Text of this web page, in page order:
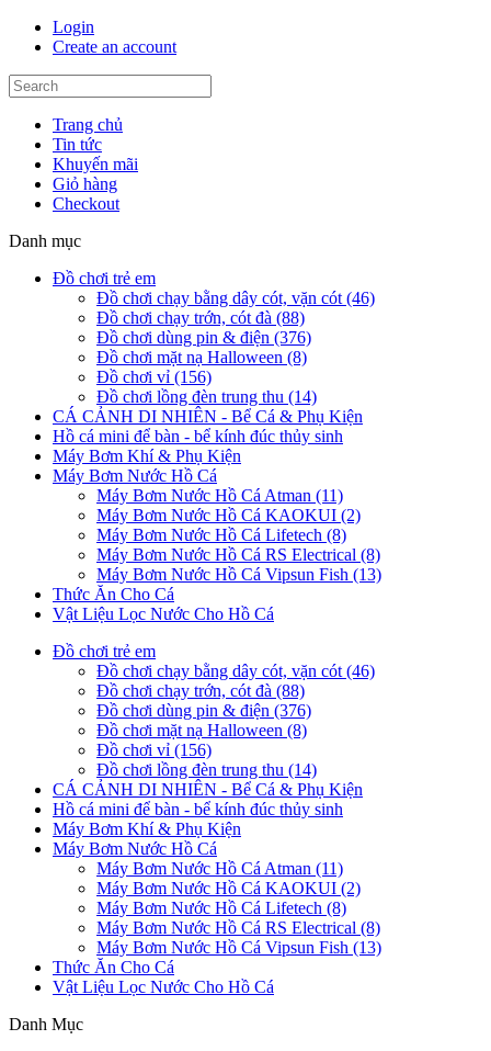
Login
Create an account
Trang chủ
Tin tức
Khuyến mãi
Giỏ hàng
Checkout
Danh mục
Đồ chơi trẻ em
Đồ chơi chạy bằng dây cót, vặn cót (46)
Đồ chơi chạy trớn, cót đà (88)
Đồ chơi dùng pin & điện (376)
Đồ chơi mặt nạ Halloween (8)
Đồ chơi vỉ (156)
Đồ chơi lồng đèn trung thu (14)
CÁ CẢNH DI NHIÊN - Bể Cá & Phụ Kiện
Hồ cá mini để bàn - bể kính đúc thủy sinh
Máy Bơm Khí & Phụ Kiện
Máy Bơm Nước Hồ Cá
Máy Bơm Nước Hồ Cá Atman (11)
Máy Bơm Nước Hồ Cá KAOKUI (2)
Máy Bơm Nước Hồ Cá Lifetech (8)
Máy Bơm Nước Hồ Cá RS Electrical (8)
Máy Bơm Nước Hồ Cá Vipsun Fish (13)
Thức Ăn Cho Cá
Vật Liệu Lọc Nước Cho Hồ Cá
Đồ chơi trẻ em
Đồ chơi chạy bằng dây cót, vặn cót (46)
Đồ chơi chạy trớn, cót đà (88)
Đồ chơi dùng pin & điện (376)
Đồ chơi mặt nạ Halloween (8)
Đồ chơi vỉ (156)
Đồ chơi lồng đèn trung thu (14)
CÁ CẢNH DI NHIÊN - Bể Cá & Phụ Kiện
Hồ cá mini để bàn - bể kính đúc thủy sinh
Máy Bơm Khí & Phụ Kiện
Máy Bơm Nước Hồ Cá
Máy Bơm Nước Hồ Cá Atman (11)
Máy Bơm Nước Hồ Cá KAOKUI (2)
Máy Bơm Nước Hồ Cá Lifetech (8)
Máy Bơm Nước Hồ Cá RS Electrical (8)
Máy Bơm Nước Hồ Cá Vipsun Fish (13)
Thức Ăn Cho Cá
Vật Liệu Lọc Nước Cho Hồ Cá
Danh Mục